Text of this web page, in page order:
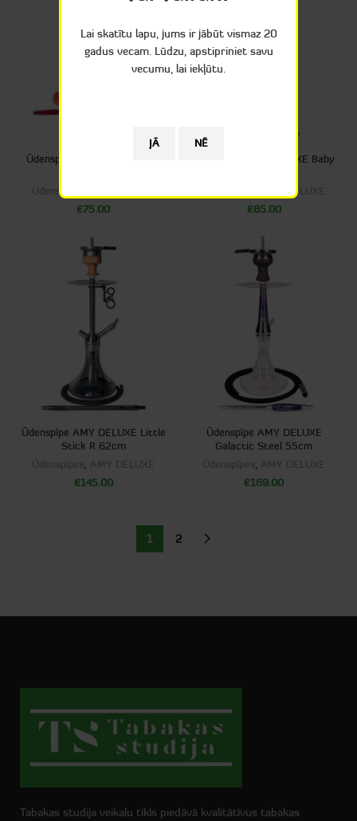
Ūdenspīpe AMY DELUXE Alu
Ūdenspīpes
€75.00
Ūdenspīpe AMY DELUXE Baby
AMY DELUXE
€65.00
Ūdenspīpe AMY DELUXE Little
Stick R 62cm
,
€145.00
Ūdenspīpe AMY DELUXE
Galactic Steel 55cm
,
€169.00
1 2
Tabakas studija veikalu tīkls piedāvā kvalitātīvus tabakas
Lai skatītu lapu, jums ir jābūt vismaz 20
gadus vecam. Lūdzu, apstipriniet savu
vecumu, lai iekļūtu.